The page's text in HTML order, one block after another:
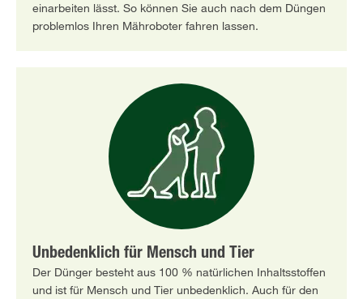
einarbeiten lässt. So können Sie auch nach dem Düngen
problemlos Ihren Mähroboter fahren lassen.
Unbedenklich für Mensch und Tier
Der Dünger besteht aus 100 % natürlichen Inhaltsstoffen
und ist für Mensch und Tier unbedenklich. Auch für den